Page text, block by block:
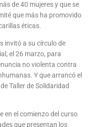
de 40 mujeres y que se
que más ha promovido
éticas.
invitó a su círculo de
el 26 marzo, para
no violenta contra
Y que arrancó el
Taller de Solidaridad
en el comienzo del curso
que presentan los